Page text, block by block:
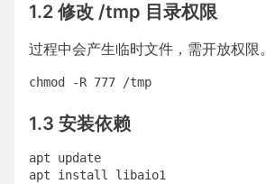
1.2 修改 /tmp 目录权限
过程中会产生临时文件，需开放权限。
chmod -R 777 /tmp
1.3 安装依赖
apt update
apt install libaio1